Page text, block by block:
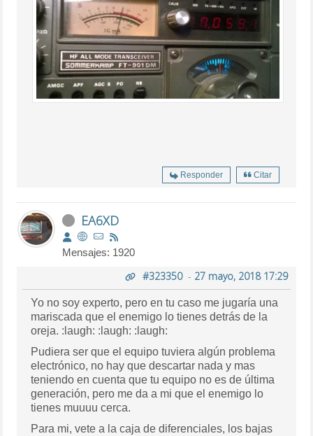
Responder Citar
EA6XD
Mensajes: 1920
#323350- 27 mayo, 2018 17:29
Yo no soy experto, pero en tu caso me jugaría una
mariscada que el enemigo lo tienes detrás de la
oreja. :laugh: :laugh: :laugh:
Pudiera ser que el equipo tuviera algún problema
electrónico, no hay que descartar nada y mas
teniendo en cuenta que tu equipo no es de última
generación, pero me da a mi que el enemigo lo
tienes muuuu cerca.
Para mi, vete a la caja de diferenciales, los bajas